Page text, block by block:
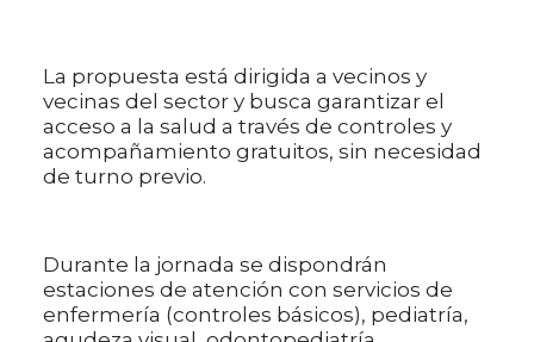
La propuesta está dirigida a vecinos y
vecinas del sector y busca garantizar el
acceso a la salud a través de controles y
acompañamiento gratuitos, sin necesidad
de turno previo.
Durante la jornada se dispondrán
estaciones de atención con servicios de
enfermería (controles básicos), pediatría,